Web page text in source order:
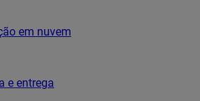
em nuvem
e entrega